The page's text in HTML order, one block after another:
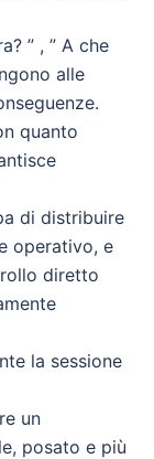
” , ” A che
alle
quanto
di distribuire
operativo, e
diretto
la sessione
un
posato e più